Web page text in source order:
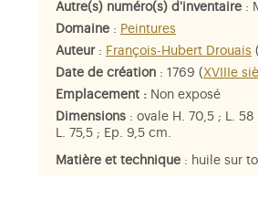
Autre(s) numéro(s) d'inventaire :
Domaine : Peintures
Auteur: François-Hubert Drouais
Date de création : 1769 ( XVIIIe
Emplacement : Non exposé
Dimensions : ovale H. 70,5 ; L.
L. 75,5 ; Ep. 9,5 cm.
Matière et technique : huile sur